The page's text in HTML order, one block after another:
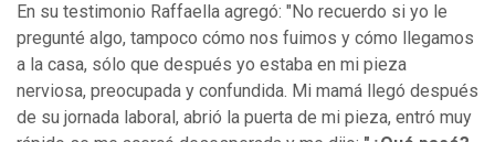
En su testimonio Raffaella agregó: "No recuerdo si yo le
pregunté algo, tampoco cómo nos fuimos y cómo llegamos
a la casa, sólo que después yo estaba en mi pieza
nerviosa, preocupada y confundida. Mi mamá llegó después
de su jornada laboral, abrió la puerta de mi pieza, entró muy